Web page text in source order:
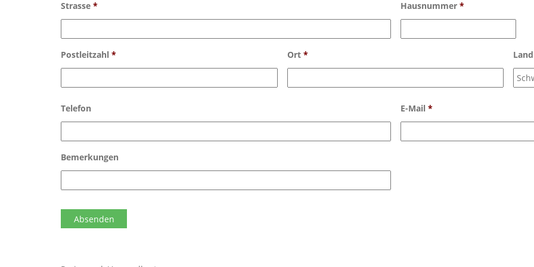
Strasse * Hausnummer *
Postleitzahl * Ort * Land
Telefon E-Mail *
Bemerkungen